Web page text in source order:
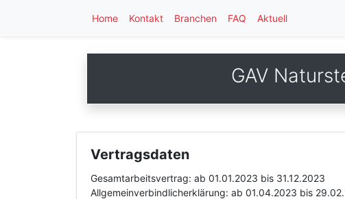
Home Kontakt Branchen FAQ Aktuell
GAV
Vertragsdaten
Gesamtarbeitsvertrag: ab 01.01.2023 bis 31.12.2023
Allgemeinverbindlicherklärung: ab 01.04.2023 bis